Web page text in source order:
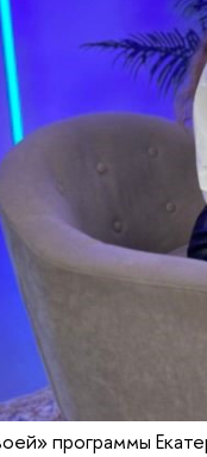
программы